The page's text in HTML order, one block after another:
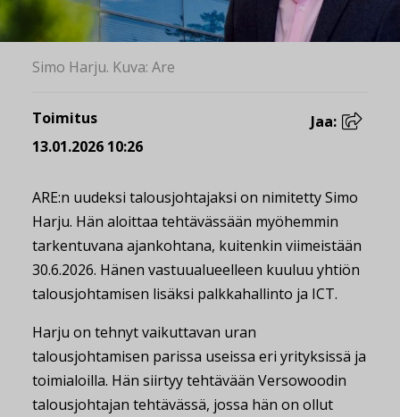
Simo Harju. Kuva: Are
Toimitus
13.01.2026 10:26
Jaa:
ARE:n uudeksi talousjohtajaksi on nimitetty Simo
Harju. Hän aloittaa tehtävässään myöhemmin
tarkentuvana ajankohtana, kuitenkin viimeistään
30.6.2026. Hänen vastuualueelleen kuuluu yhtiön
talousjohtamisen lisäksi palkkahallinto ja ICT.
Harju on tehnyt vaikuttavan uran
talousjohtamisen parissa useissa eri yrityksissä ja
toimialoilla. Hän siirtyy tehtävään Versowoodin
talousjohtajan tehtävässä, jossa hän on ollut